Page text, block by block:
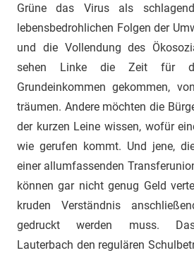
Grüne das Virus als
lebensbedrohlichen Folgen der
und die Vollendung des
sehen Linke die Zeit für
Grundeinkommen gekommen,
träumen. Andere möchten die
der kurzen Leine wissen, wofür
wie gerufen kommt. Und jene,
einer allumfassenden
können gar nicht genug Geld
kruden Verständnis
gedruckt werden muss.
Lauterbach den regulären